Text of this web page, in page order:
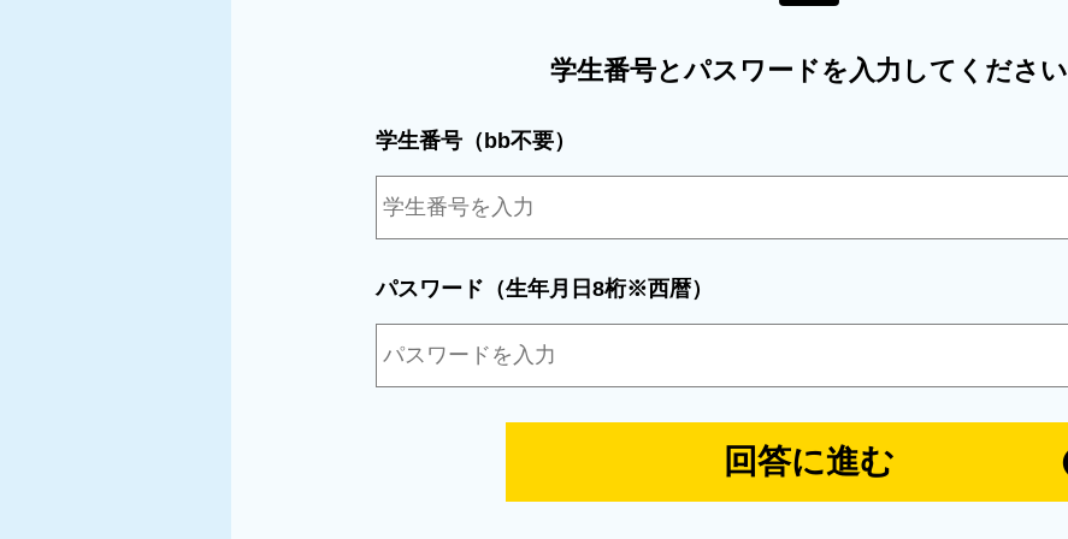
学生番号とパスワードを入力してください
学生番号（bb不要）
パスワード（生年月日8桁※西暦）
回答に進む